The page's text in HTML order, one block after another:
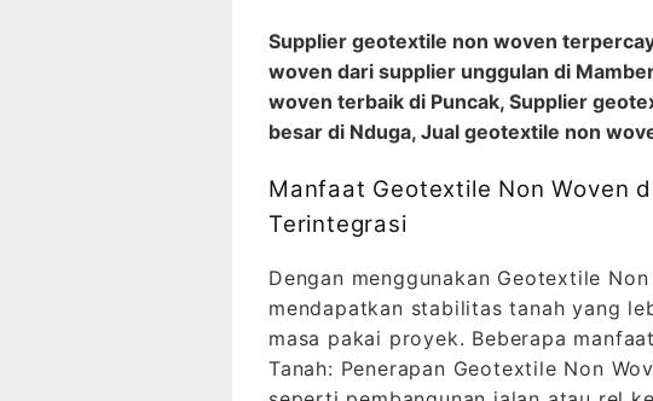
Supplier geotextile non woven
woven dari supplier unggulan di
woven terbaik di Puncak, Supplier
besar di Nduga, Jual geotextile non
Manfaat Geotextile Non Woven
Terintegrasi
Dengan menggunakan Geotextile
mendapatkan stabilitas tanah yang
masa pakai proyek. Beberapa
Tanah: Penerapan Geotextile Non